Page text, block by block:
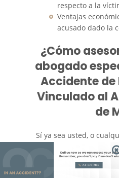
respecto a la
Ventajas
acusado dado la
¿Cómo
abogado
Accidente
Vinculado al
de
Sí ya sea usted, o
sufrió un Accidente de
Alcohol en Orange
que lo más pronto714-